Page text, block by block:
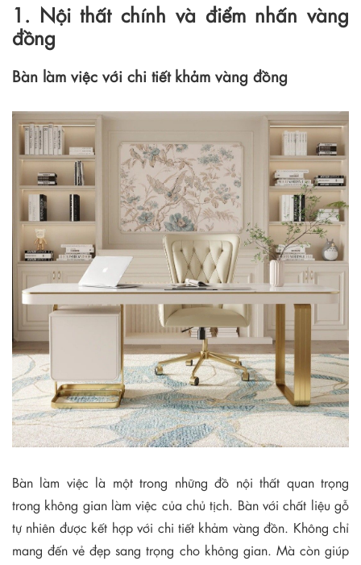
1. Nội thất chính và điểm nhấn vàng
đồng
Bàn làm việc với chi tiết khảm vàng đồng
Bàn làm việc là một trong những đồ nội thất quan trọng
trong không gian làm việc của chủ tịch. Bàn với chất liệu gỗ
tự nhiên được kết hợp với chi tiết khảm vàng đồn. Không chỉ
mang đến vẻ đẹp sang trọng cho không gian. Mà còn giúp